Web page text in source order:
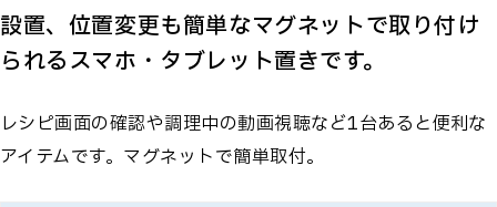
設置、位置変更も簡単なマグネットで取り付け
られるスマホ・タブレット置きです。
レシピ画面の確認や調理中の動画視聴など1台あると便利な
アイテムです。マグネットで簡単取付。